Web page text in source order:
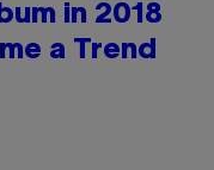
in 2018
a Trend